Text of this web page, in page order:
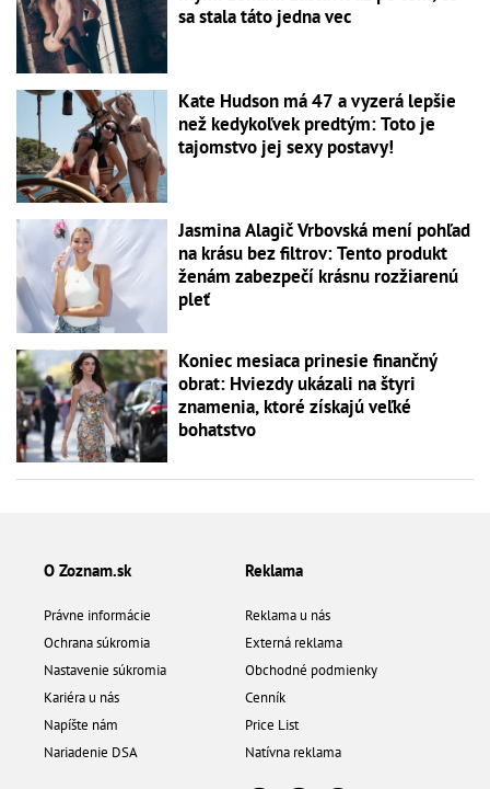
sa stala táto jedna vec
Kate Hudson má 47 a vyzerá lepšie
než kedykoľvek predtým: Toto je
tajomstvo jej sexy postavy!
Jasmina Alagič Vrbovská mení pohľad
na krásu bez filtrov: Tento produkt
ženám zabezpečí krásnu rozžiarenú
pleť
Koniec mesiaca prinesie finančný
obrat: Hviezdy ukázali na štyri
znamenia, ktoré získajú veľké
bohatstvo
O Zoznam.sk
Právne informácie
Ochrana súkromia
Nastavenie súkromia
Kariéra u nás
Napíšte nám
Nariadenie DSA
Reklama
Reklama u nás
Externá reklama
Obchodné podmienky
Cenník
Price List
Natívna reklama